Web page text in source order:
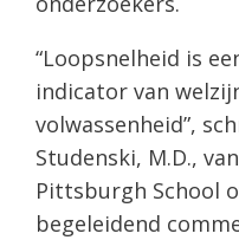
“Loopsnelheid is
indicator van
volwassenheid”,
Studenski, M.D.,
Pittsburgh School
begeleidend